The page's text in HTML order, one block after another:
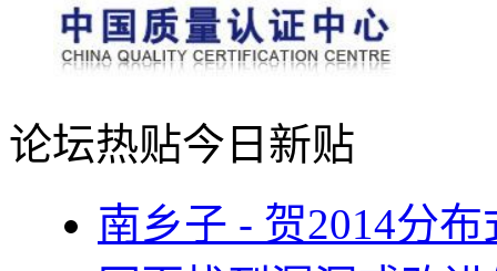
论坛热贴今日新贴
南乡子 - 贺2014分